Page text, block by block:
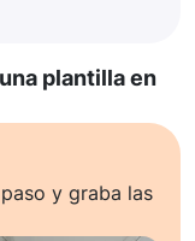
plantilla en
y graba las